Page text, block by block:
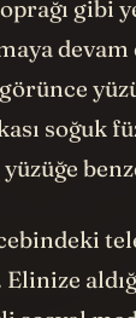
gibi
devam
soğuk
yüzüğe